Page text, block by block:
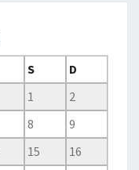
S
D
1
2
8
9
15
16